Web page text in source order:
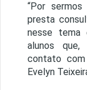
“Por
presta
nesse tema
alunos que,
contato com
Evelyn